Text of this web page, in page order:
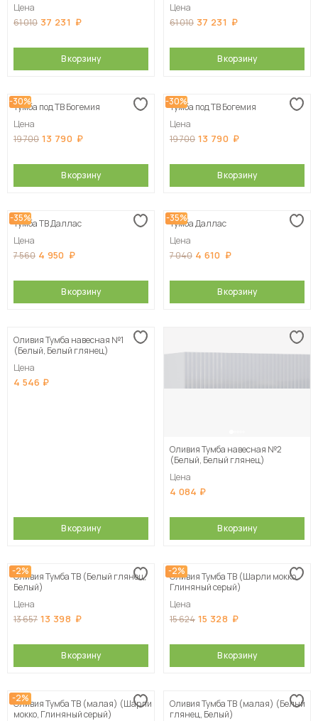
Цена
61 010 37 231
В корзину
Цена
61 010 37 231
В корзину
-30%
Тумба под ТВ Богемия
Цена
19 700 13 790
В корзину
-30%
Тумба под ТВ Богемия
Цена
19 700 13 790
В корзину
-35%
Тумба ТВ Даллас
Цена
7 560 4 950
В корзину
-35%
Тумба Даллас
Цена
7 040 4 610
В корзину
Оливия Тумба навесная №1
(Белый, Белый глянец)
Цена
4 546
В корзину
Оливия Тумба навесная №2
(Белый, Белый глянец)
Цена
4 084
В корзину
-2%
Оливия Тумба ТВ (Белый глянец,
Белый)
Цена
13 657 13 398
В корзину
-2%
Оливия Тумба ТВ (Шарли мокко,
Глиняный серый)
Цена
15 624 15 328
В корзину
-2%
Оливия Тумба ТВ (малая) (Шарли
мокко, Глиняный серый)
Оливия Тумба ТВ (малая) (Белый
глянец, Белый)